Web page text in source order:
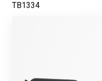
TB1334